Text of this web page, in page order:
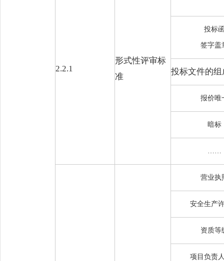
2.2.1
形式性评审标
准
投标
签字盖
投标文件的组
报价唯
暗标
……
营业执
安全生产
资质等
项目负责